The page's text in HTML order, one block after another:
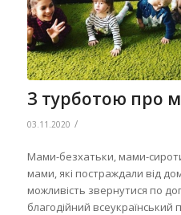
З турботою про
03.11.2020 /
Мами-безхатьки, мами-
мами, які постраждали від
можливість звернутися по
благодійний всеукраїнський